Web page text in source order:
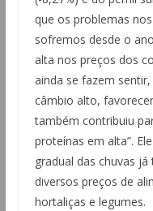
que os problemas
sofremos desde o
alta nos preços dos
ainda se fazem
câmbio alto,
também contribuiu
proteínas em alta”.
gradual das chuvas
diversos preços de
hortaliças e legumes.